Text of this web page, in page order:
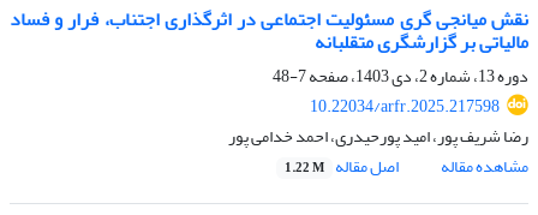
نقش میانجی گری مسئولیت اجتماعی در اثرگذاری اجتناب، فرار و فساد
مالیاتی بر گزارشگری متقلبانه
دوره 13، شماره 2، دی 1403، صفحه
7-48
10.22034/arfr.2025.217598
رضا شریف پور، امید پورحیدری، احمد خدامی پور
مشاهده مقاله
اصل مقاله 1.22 M